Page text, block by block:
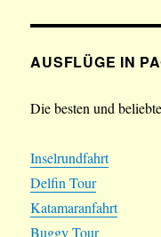
AUSFLÜGE IN
Die besten und
Inselrundfahrt
Delfin Tour
Katamaranfahrt
Buggy Tour